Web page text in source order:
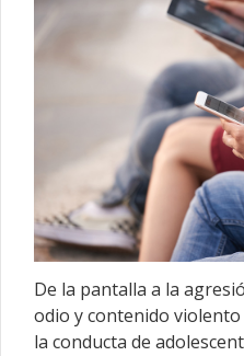
De la pantalla a la
odio y contenido
la conducta de